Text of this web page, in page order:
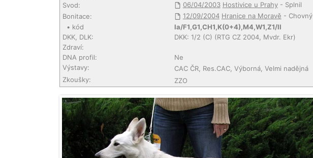
Svod:
06/04/2003 Hostivice u Prahy- Splnil
Bonitace:
12/09/2004 Hranice na Moravě - Chovný
• kód
Ia/F1,G1,CH1,K(0+4),M4,W1,Z1/II
DKK, DLK:
DKK: 1/2 (C) (RTG CZ 2004, Mvdr. Ekr)
Zdraví:
DNA profil:
Ne
Výstavy:
CAC ČR, Res.CAC, Výborná, Velmi nadějná
Zkoušky:
ZZO